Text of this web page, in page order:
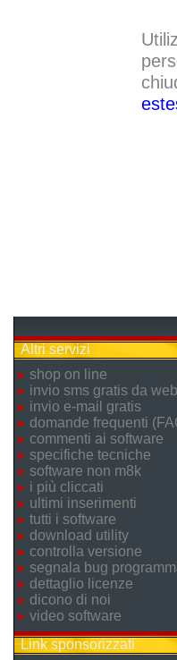
Altri servizi
shop on line
invio sms gratis da web
invio e-mail gratis
domande frequenti
commenti ai software
specifiche tecniche
software non m8k
i più cliccati
ultimi inserimenti
tutti i software
download utility
controlla versione
segnala bug
dettaglio licenze
dicono di noi
video software
Link sponsorizzati